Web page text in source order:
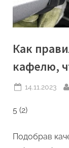
Как
кафелю,
Posted
14.11.2023
5 (2)
Подобрав